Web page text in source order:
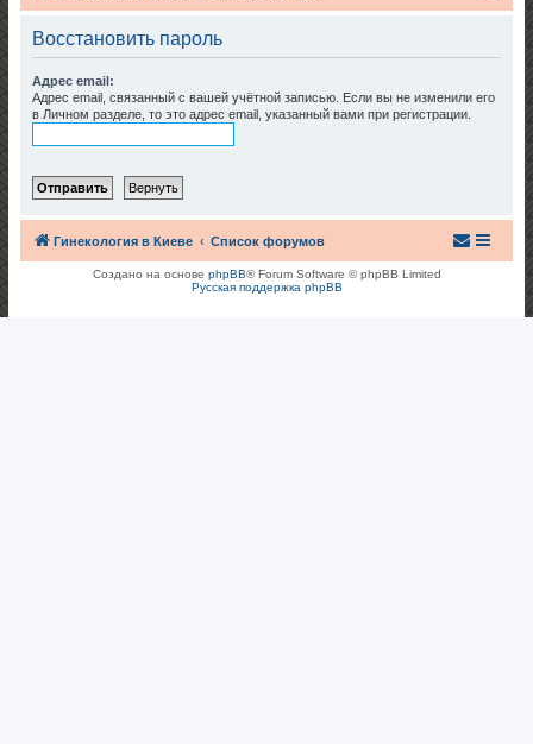
Восстановить пароль
Адрес email:
Адрес email, связанный с вашей учётной записью. Если вы не изменили его
в Личном разделе, то это адрес email, указанный вами при регистрации.
Гинекология в Киеве Список форумов
Создано на основе phpBB® Forum Software © phpBB Limited
Русская поддержка phpBB